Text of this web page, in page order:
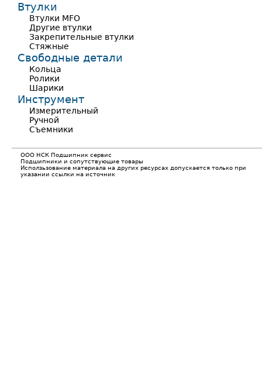
Втулки
Втулки MFO
Другие втулки
Закрепительные втулки
Стяжные
Свободные детали
Кольца
Ролики
Шарики
Инструмент
Измерительный
Ручной
Съемники
ООО НСК Подшипник сервис
Подшипники и сопутствующие товары
Исползьзование материала на других ресурсах допускается только при
указании ссылки на источник